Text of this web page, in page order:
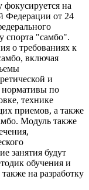
на
Федерации от 24
спорта "самбо".
о требованиях к
включая
и
нормативы по
технике
приемов, а также
Модуль также
занятия будут
обучения и
на разработку